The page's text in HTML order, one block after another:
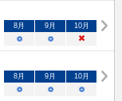
8 月 9 月 10月
○ ○ ×
8 月 9 月 10月
○ ○ ○